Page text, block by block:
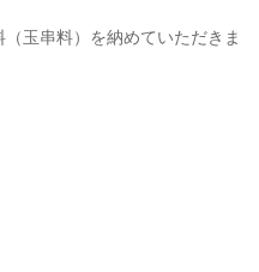
玉串料）を納めていただきま